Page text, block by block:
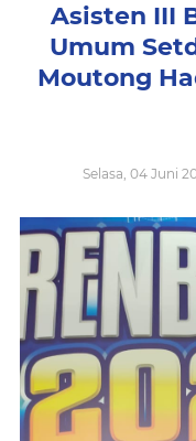
Asisten III
Umum
Moutong
Selasa, 04 Juni